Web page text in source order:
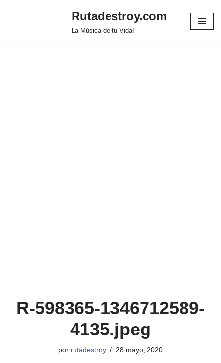
Rutadestroy.com
La Música de tu Vida!
R-598365-1346712589-
4135.jpeg
por rutadestroy 28 mayo, 2020